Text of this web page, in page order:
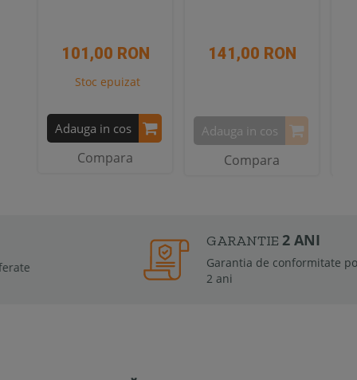
101,00 RON
Stoc epuizat
Adauga in cos
Compara
141,00 RON
Adauga in cos
Compara
GARANTIE2 ANI
Garantia de conformitate poate fi de la 6 luni la